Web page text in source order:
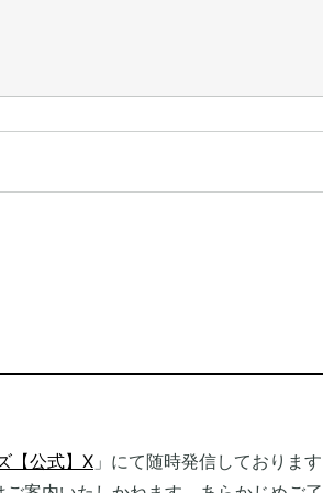
【公式】X 」にて随時発信しておりま